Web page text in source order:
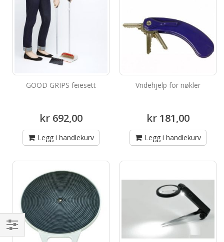
GOOD GRIPS feiesett
kr 692,00
Legg i handlekurv
Vridehjelp for nøkler
kr 181,00
Legg i handlekurv
Handle